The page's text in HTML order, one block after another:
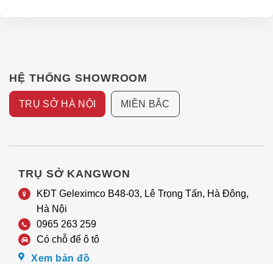
HỆ THỐNG SHOWROOM
TRỤ SỞ HÀ NỘI MIỀN BẮC
TRỤ SỞ KANGWON
KĐT Geleximco B48-03, Lê Trọng Tấn, Hà Đông,
Hà Nội
0965 263 259
Có chỗ để ô tô
Xem bản đồ